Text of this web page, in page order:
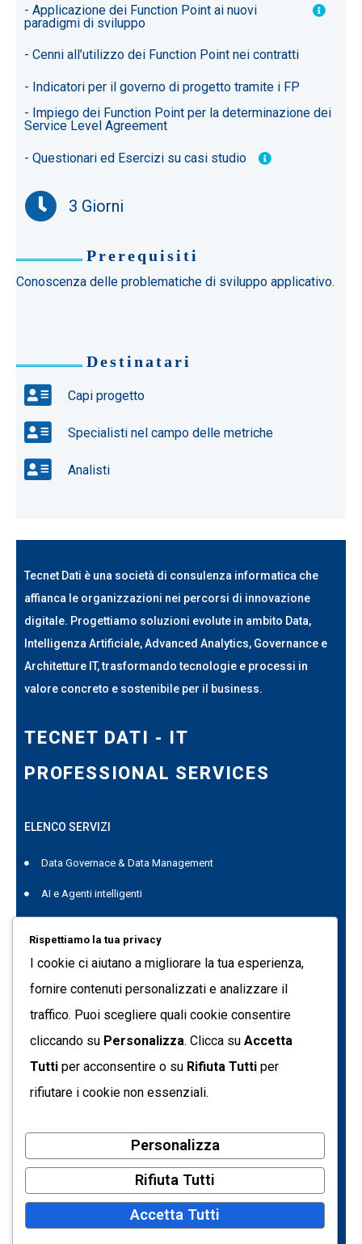
- Applicazione dei Function Point ai nuovi
paradigmi di sviluppo
- Cenni all’utilizzo dei Function Point nei contratti
- Indicatori per il governo di progetto tramite i FP
- Impiego dei Function Point per la determinazione dei
Service Level Agreement
- Questionari ed Esercizi su casi studio
3 Giorni
Prerequisiti
Conoscenza delle problematiche di sviluppo applicativo.
Destinatari
Capi progetto
Specialisti nel campo delle metriche
Analisti
Tecnet Dati è una società di consulenza informatica che
affianca le organizzazioni nei percorsi di innovazione
digitale. Progettiamo soluzioni evolute in ambito Data,
Intelligenza Artificiale, Advanced Analytics, Governance e
Architetture IT, trasformando tecnologie e processi in
valore concreto e sostenibile per il business.
TECNET DATI - IT
PROFESSIONAL SERVICES
ELENCO SERVIZI
Data Governace & Data Management
AI e Agenti intelligenti
Quest Data Management Platform
Formazione
C.so Svizzera 185 10149 - Torino (TO) Italia
info@tecnetdati.it
Partita IVA: 05793500017
Codice Fiscale: 09205650154
Registro Imprese di Torino – REA n. 719161
Capitale sociale € 10.400,00 i.v.
Rispettiamo la tua privacy
I cookie ci aiutano a migliorare la tua esperienza,
fornire contenuti personalizzati e analizzare il
traffico. Puoi scegliere quali cookie consentire
cliccando su Personalizza. Clicca su Accetta
Tutti per acconsentire o su Rifiuta Tutti per
rifiutare i cookie non essenziali.
Personalizza
Rifiuta Tutti
Accetta Tutti